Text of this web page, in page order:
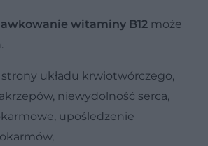
witaminy B12 może
układu krwiotwórczego,
niewydolność serca,
upośledzenie